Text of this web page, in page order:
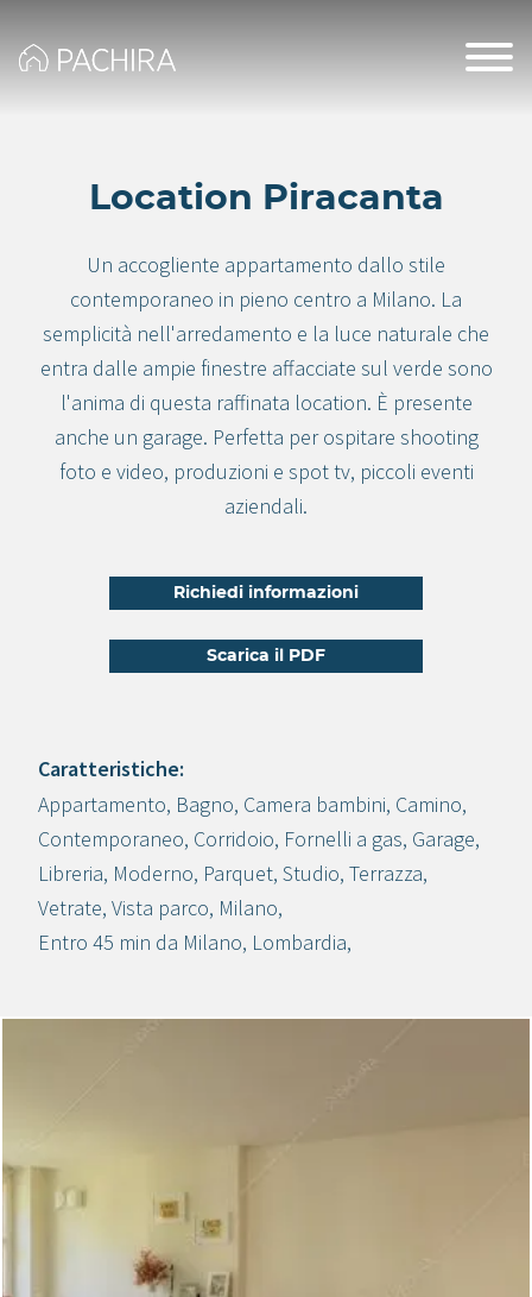
Location Piracanta
Un accogliente appartamento dallo stile
contemporaneo in pieno centro a Milano. La
semplicità nell'arredamento e la luce naturale che
entra dalle ampie finestre affacciate sul verde sono
l'anima di questa raffinata location. È presente
anche un garage. Perfetta per ospitare shooting
foto e video, produzioni e spot tv, piccoli eventi
aziendali.
Richiedi informazioni
Scarica il PDF
Crea progetto
Caratteristiche:
Appartamento, Bagno, Camera bambini, Camino,
Contemporaneo, Corridoio, Fornelli a gas, Garage,
Libreria, Moderno, Parquet, Studio, Terrazza,
Vetrate, Vista parco, Milano,
Entro 45 min da Milano, Lombardia,